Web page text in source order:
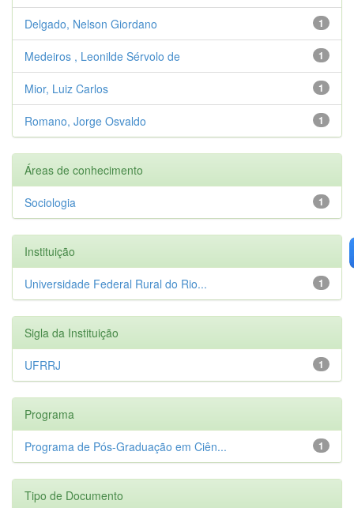
1
Delgado, Nelson Giordano
1
Medeiros , Leonilde Sérvolo de
1
Mior, Luiz Carlos
1
Romano, Jorge Osvaldo
Áreas de conhecimento
1
Sociologia
Instituição
1
Universidade Federal Rural do Rio...
Sigla da Instituição
1
UFRRJ
Programa
1
Programa de Pós-Graduação em Ciên...
Tipo de Documento